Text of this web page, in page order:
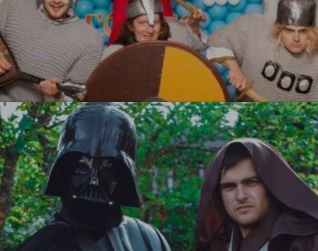
УЗНАТЬ БОЛЬШЕ
Три Богатыря
Тролли